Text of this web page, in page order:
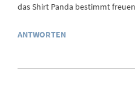
das Shirt Panda bestimmt
ANTWORTEN